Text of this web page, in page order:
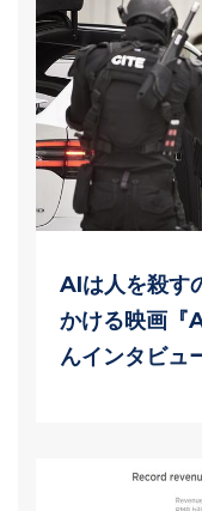
AIは人を殺す
かける映画『
んインタビュ